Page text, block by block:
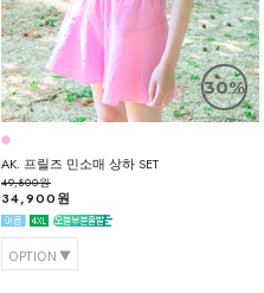
30%
AK. 프릴즈 민소매 상하 SET
49,800원
34,900원
OPTION